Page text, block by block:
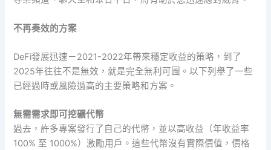
不再奏效的方案
DeFi發展迅速－2021-2022年帶來穩定收益的策略，到了
2025年往往不是無效，就是完全無利可圖。以下列舉了一些
已經過時或風險過高的主要策略和方案。
無需需求即可挖礦代幣
過去，許多專案發行了自己的代幣，並以高收益（年收益率
100% 至 1000%）激勵用戶。這些代幣沒有實際價值，價格